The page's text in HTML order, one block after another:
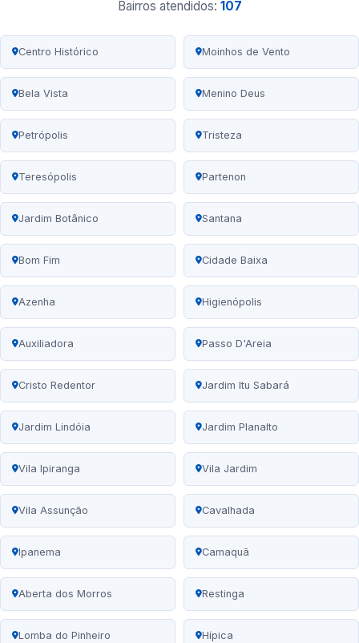
Bairros atendidos: 107
Centro Histórico Moinhos de Vento
Bela Vista Menino Deus
Petrópolis Tristeza
Teresópolis Partenon
Jardim Botânico Santana
Bom Fim Cidade Baixa
Azenha Higienópolis
Auxiliadora Passo D'Areia
Cristo Redentor Jardim Itu Sabará
Jardim Lindóia Jardim Planalto
Vila Ipiranga Vila Jardim
Vila Assunção Cavalhada
Ipanema Camaquã
Aberta dos Morros Restinga
Lomba do Pinheiro Hípica